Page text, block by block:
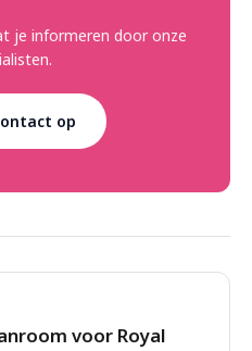
je informeren door onze
op
voor Royal